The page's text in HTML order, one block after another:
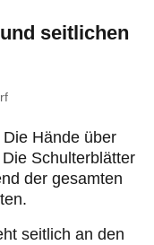
seitlichen
Hände über
Schulterblätter
der gesamten
seitlich an den